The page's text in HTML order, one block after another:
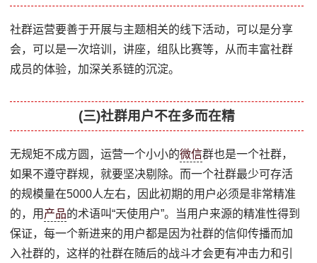
社群运营要善于开展与主题相关的线下活动，可以是分享
会，可以是一次培训，讲座，组队比赛等，从而丰富社群
成员的体验，加深关系链的沉淀。
(三)社群用户不在多而在精
无规矩不成方圆，运营一个小小的微信群也是一个社群，
如果不遵守群规，就要坚决剔除。而一个社群最少可存活
的规模量在5000人左右，因此初期的用户必须是非常精准
的，用 产品的术语叫“天使用户”。当用户来源的精准性得到
保证，每一个新进来的用户都是因为社群的信仰传播而加
入社群的，这样的社群在随后的战斗才会更有冲击力和引